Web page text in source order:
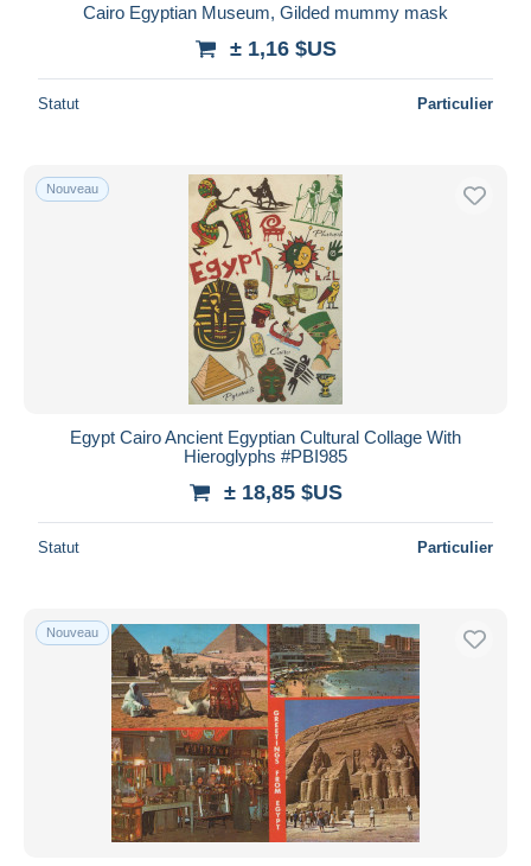
Cairo Egyptian Museum, Gilded mummy mask
± 1,16 $US
Statut Particulier
Nouveau
Egypt Cairo Ancient Egyptian Cultural Collage With
Hieroglyphs #PBI985
± 18,85 $US
Statut Particulier
Nouveau